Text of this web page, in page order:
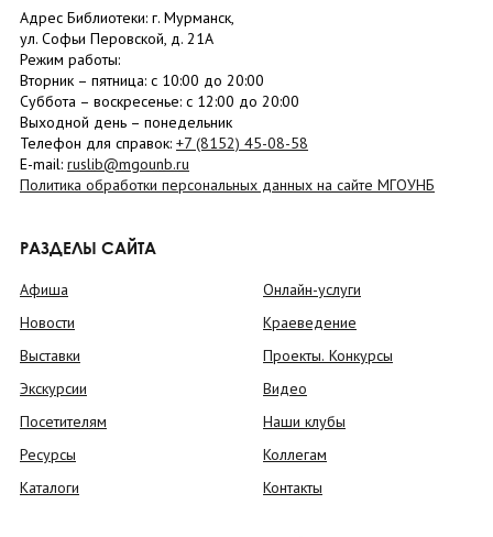
Адрес Библиотеки: г. Мурманск,
ул. Софьи Перовской, д. 21А
Режим работы:
Вторник – пятница: с 10:00 до 20:00
Суббота – воскресенье: c 12:00 до 20:00
Выходной день – понедельник
Телефон для справок: +7 (8152) 45-08-58
E-mail: ruslib@mgounb.ru
Политика обработки персональных данных на сайте МГОУНБ
РАЗДЕЛЫ САЙТА
Афиша
Новости
Выставки
Экскурсии
Посетителям
Ресурсы
Каталоги
Онлайн-услуги
Краеведение
Проекты. Конкурсы
Видео
Наши клубы
Коллегам
Контакты